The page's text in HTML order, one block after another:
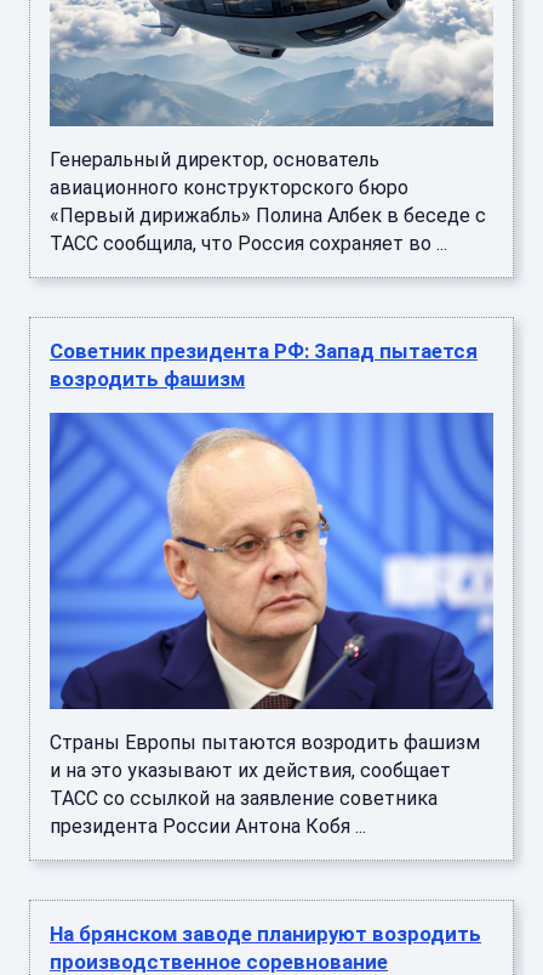
Генеральный директор, основатель
авиационного конструкторского бюро
«Первый дирижабль» Полина Албек в беседе с
ТАСС сообщила, что Россия сохраняет во ...
Советник президента РФ: Запад пытается
возродить фашизм
Страны Европы пытаются возродить фашизм
и на это указывают их действия, сообщает
ТАСС со ссылкой на заявление советника
президента России Антона Кобя ...
На брянском заводе планируют возродить
производственное соревнование